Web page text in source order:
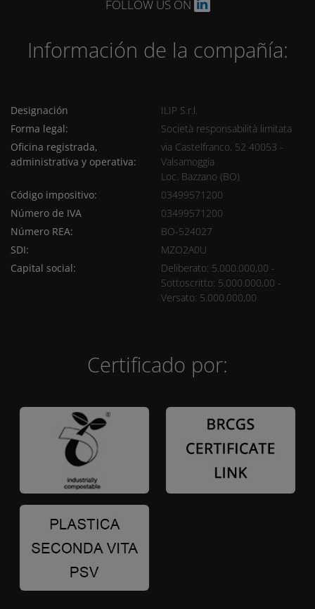
FOLLOW US ON
Información de la compañía:
Designación
ILIP S.r.l.
Forma legal:
Società responsabilità limitata
Oficina registrada,
administrativa y operativa:
via Castelfranco, 52 40053 -
Valsamoggia
Loc. Bazzano (BO)
Código impositivo:
03499571200
Número de IVA
03499571200
Número REA:
BO-524027
SDI:
MZO2A0U
Capital social:
Deliberato: 5.000.000,00 -
Sottoscritto: 5.000.000,00 -
Versato: 5.000.000,00
Certificado por: